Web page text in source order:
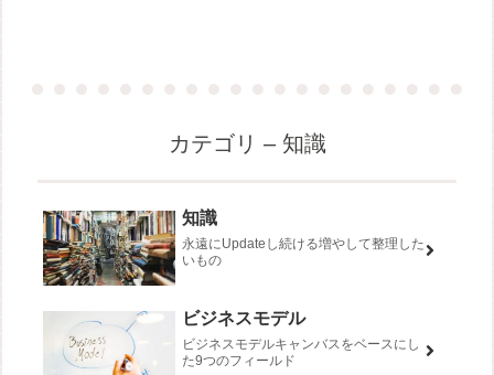
カテゴリ – 知識
知識
永遠にUpdateし続ける増やして整理した
いもの
ビジネスモデル
ビジネスモデルキャンバスをベースにし
た9つのフィールド